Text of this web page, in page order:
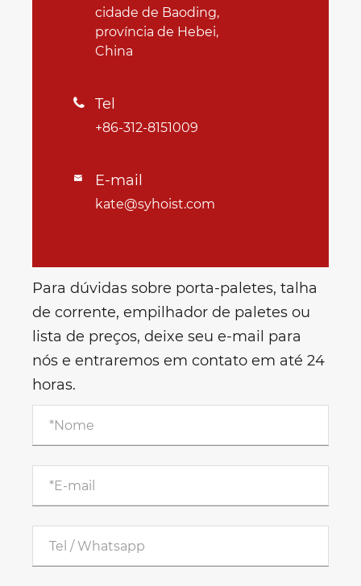
cidade de Baoding,
província de Hebei,
China
 Tel
+86-312-8151009
 E-mail
kate@syhoist.com
Para dúvidas sobre porta-paletes, talha
de corrente, empilhador de paletes ou
lista de preços, deixe seu e-mail para
nós e entraremos em contato em até 24
horas.